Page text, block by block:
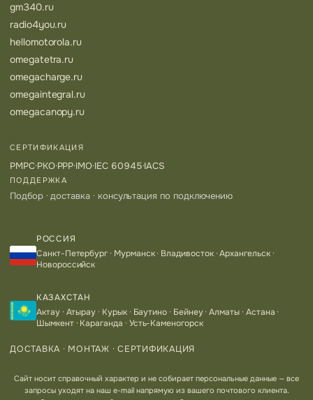
gm340.ru
radio4you.ru
hellomotorola.ru
omegatetra.ru
omegacharge.ru
omegaintegral.ru
omegacanopy.ru
СЕРТИФИКАЦИЯ
РМРС·РКО·РРР·IMO·IEC 60945·IACS
ПОДДЕРЖКА
Подбор · доставка · консультация по подключению
РОССИЯ
Санкт-Петербург · Мурманск · Владивосток · Архангельск ·
Новороссийск
КАЗАХСТАН
Актау · Атырау · Курык · Баутино · Бейнеу · Алматы · Астана ·
Шымкент · Караганда · Усть-Каменогорск
ДОСТАВКА · МОНТАЖ · СЕРТИФИКАЦИЯ
Сайт носит справочный характер и не собирает персональные данные — все
запросы уходят на наш e-mail напрямую из вашего почтового клиента.